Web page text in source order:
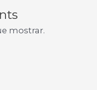
mostrar.